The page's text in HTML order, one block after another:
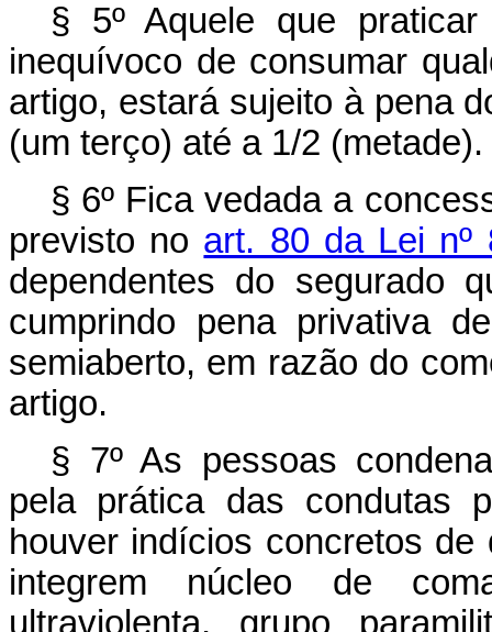
§ 5º Aquele que
inequívoco de consumar
artigo, estará sujeito à pena
(um terço) até a 1/2 (metade).
§ 6º Fica vedada a
previsto no art. 80 da Lei nº
dependentes do segurado
cumprindo pena privativa
semiaberto, em razão do
artigo.
§ 7º As pessoas
pela prática das condutas
houver indícios concretos
integrem núcleo de
ultraviolenta, grupo